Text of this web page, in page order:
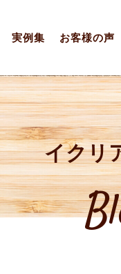
実例集 お客様の声
イクリ